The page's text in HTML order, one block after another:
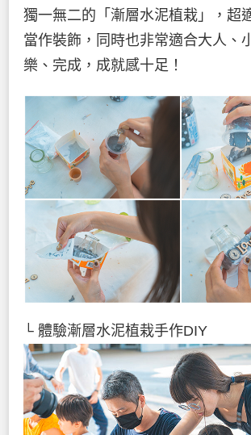
獨一無二的「漸層水泥植栽」，超
當作裝飾，同時也非常適合大人、
樂、完成，成就感十足！
└ 體驗漸層水泥植栽手作DIY